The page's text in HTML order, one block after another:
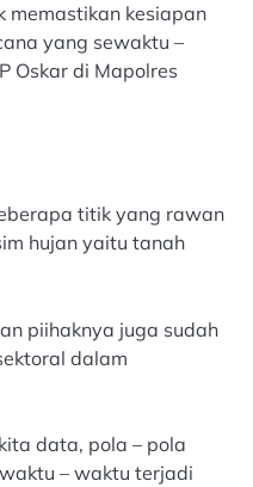
memastikan kesiapan
yang sewaktu –
Oskar di Mapolres
titik yang rawan
hujan yaitu tanah
piihaknya juga sudah
dalam
data, pola – pola
– waktu terjadi